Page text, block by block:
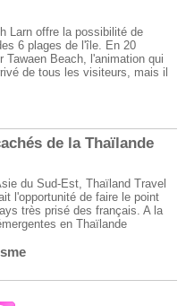
Larn offre la possibilité de
6 plages de l'île. En 20
Beach, l'animation qui
de tous les visiteurs, mais il
de la Thaïlande
du Sud-Est, Thaïland Travel
l'opportunité de faire le point
très prisé des français. A la
en Thaïlande